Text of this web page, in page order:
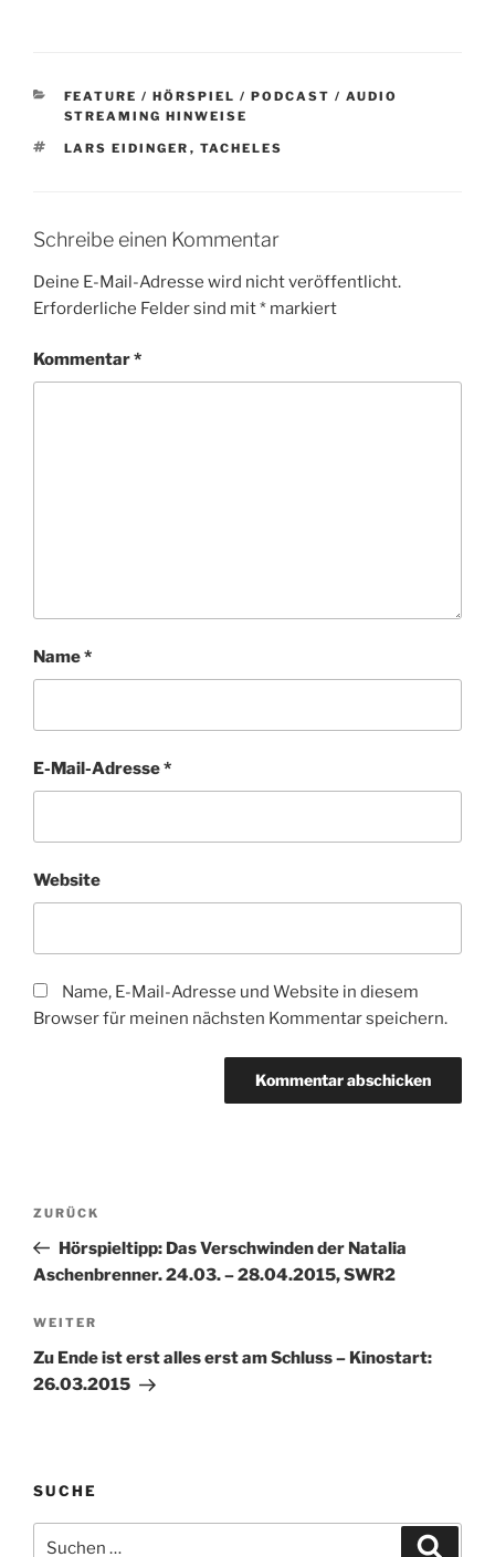
KATEGORIEN
FEATURE / HÖRSPIEL / PODCAST / AUDIO
STREAMING HINWEISE
SCHLAGWÖRTER
LARS EIDINGER , TACHELES
Schreibe einen Kommentar
Deine E-Mail-Adresse wird nicht veröffentlicht.
Erforderliche Felder sind mit* markiert
Kommentar*
Name*
E-Mail-Adresse*
Website
Name, E-Mail-Adresse und Website in diesem
Browser für meinen nächsten Kommentar speichern.
Beitragsnavigation
Vorheriger
Beitrag
ZURÜCK
Hörspieltipp: Das Verschwinden der Natalia
Aschenbrenner. 24.03. – 28.04.2015, SWR2
Nächster
Beitrag
WEITER
Zu Ende ist erst alles erst am Schluss – Kinostart:
26.03.2015
SUCHE